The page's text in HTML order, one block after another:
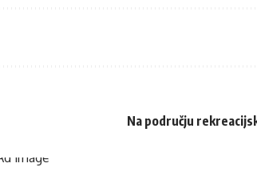
Na području